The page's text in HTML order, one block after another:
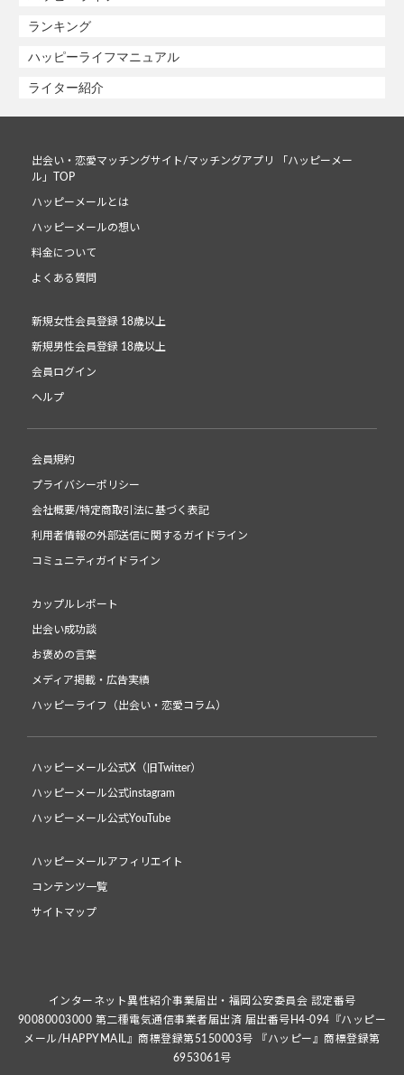
ランキング
ハッピーライフマニュアル
ライター紹介
出会い・恋愛マッチングサイト/マッチングアプリ 「ハッピーメー
ル」TOP
ハッピーメールとは
ハッピーメールの想い
料金について
よくある質問
新規女性会員登録 18歳以上
新規男性会員登録 18歳以上
会員ログイン
ヘルプ
会員規約
プライバシーポリシー
会社概要/特定商取引法に基づく表記
利用者情報の外部送信に関するガイドライン
コミュニティガイドライン
カップルレポート
出会い成功談
お褒めの言葉
メディア掲載・広告実績
ハッピーライフ（出会い・恋愛コラム）
ハッピーメール公式X（旧Twitter）
ハッピーメール公式instagram
ハッピーメール公式YouTube
ハッピーメールアフィリエイト
コンテンツ一覧
サイトマップ
インターネット異性紹介事業届出・福岡公安委員会 認定番号
90080003000 第二種電気通信事業者届出済 届出番号H4-094『ハッピー
メール/HAPPYMAIL』商標登録第5150003号 『ハッピー』商標登録第
6953061号